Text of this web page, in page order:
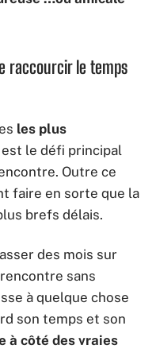
raccourcir le temps
les plus
le défi principal
Outre ce
faire en sorte que la
brefs délais.
des mois sur
sans
à quelque chose
son temps et son
à côté des vraies